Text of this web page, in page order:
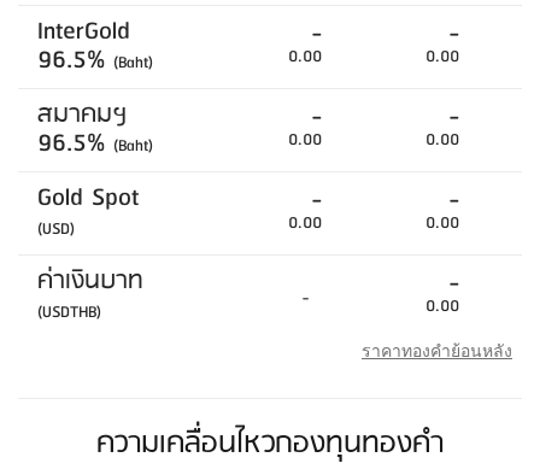
InterGold
96.5% (Baht)
-
0.00
-
0.00
สมาคมฯ
96.5% (Baht)
-
0.00
-
0.00
Gold Spot
(USD)
-
0.00
-
0.00
ค่าเงินบาท
(USDTHB) - -
0.00
ราคาทองคำย้อนหลัง
ความเคลื่อนไหวกองทุนทองคำ